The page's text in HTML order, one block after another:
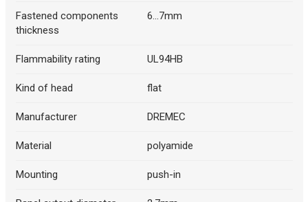
Fastened components
thickness
6...7mm
Flammability rating UL94HB
Kind of head flat
Manufacturer DREMEC
Material polyamide
Mounting push-in